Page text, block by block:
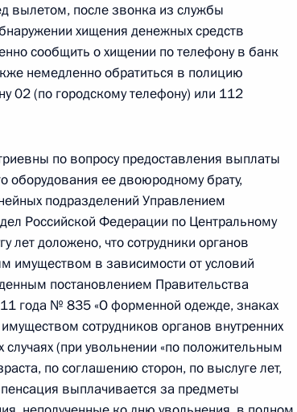
по итогам личного приёма в режиме видео-
края, проведённого по поручению
Управления Президента
сотрудничеству
Независимых Государств, Республикой
Говоруном в Приёмной Президента
данного по итогам личного приёма
Алтайского края, проведённого
Федерации начальником Управления
конституционных прав граждан
Российской Федерации по приёму
вылетом, после звонка из службы
хищения денежных средств
сообщить о хищении по телефону в банк
немедленно обратиться в полицию
02 (по городскому телефону) или 112
по вопросу предоставления выплаты
оборудования ее двоюродному брату,
подразделений Управлением
Российской Федерации по Центральному
лет доложено, что сотрудники органов
имуществом в зависимости от условий
постановлением Правительства
года № 835 «О форменной одежде, знаках
сотрудников органов внутренних
(при увольнении «по положительным
по соглашению сторон, по выслуге лет,
выплачивается за предметы